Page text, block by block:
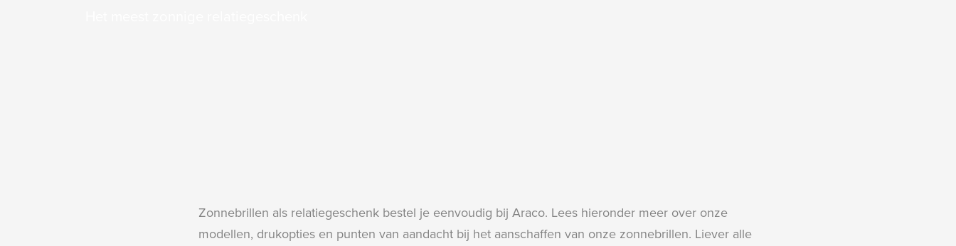
Zonnebrillen als relatiegeschenk bestel je eenvoudig bij Araco. Lees hieronder meer over onze
modellen, drukopties en punten van aandacht bij het aanschaffen van onze zonnebrillen. Liever alle